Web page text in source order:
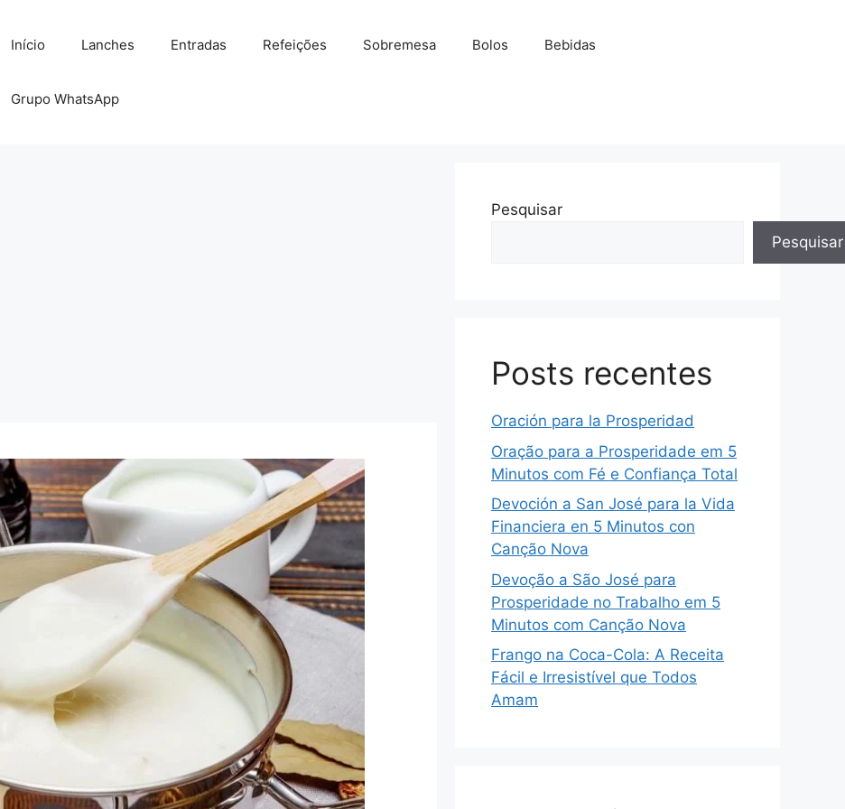
Início Lanches Entradas Refeições Sobremesa Bolos Bebidas
Grupo WhatsApp
Pesquisar
Pesquisar
Posts recentes
Oración para la Prosperidad
Oração para a Prosperidade em 5
Minutos com Fé e Confiança Total
Devoción a San José para la Vida
Financiera en 5 Minutos con
Canção Nova
Devoção a São José para
Prosperidade no Trabalho em 5
Minutos com Canção Nova
Frango na Coca-Cola: A Receita
Fácil e Irresistível que Todos
Amam